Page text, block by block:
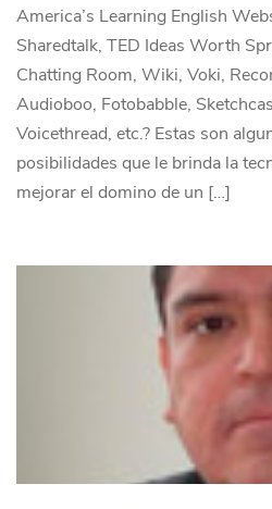
America’s Learning English
Sharedtalk, TED Ideas Worth
Chatting Room, Wiki, Voki,
Audioboo, Fotobabble,
Voicethread, etc.? Estas son
posibilidades que le brinda la
mejorar el domino de un […]